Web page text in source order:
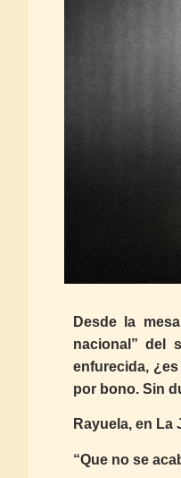
Desde la
nacional” del
enfurecida,
por bono. Sin
Rayuela, en La
“Que no se